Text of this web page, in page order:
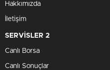
Hakkımızda
İletişim
SERVİSLER 2
Canlı Borsa
Canlı Sonuçlar